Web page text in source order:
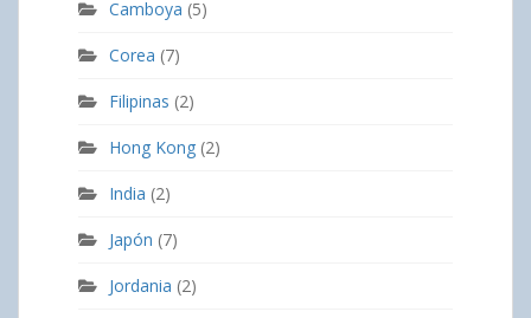
Camboya (5)
Corea (7)
Filipinas (2)
Hong Kong (2)
India (2)
Japón (7)
Jordania (2)